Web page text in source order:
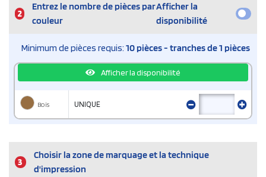
2
Entrez le nombre de pièces par
couleur
Afficher la
disponibilité
Minimum de pièces requis: 10 pièces - tranches de 1 pièces
Afficher la disponibilité
Bois UNIQUE
3
Choisir la zone de marquage et la technique
d'impression